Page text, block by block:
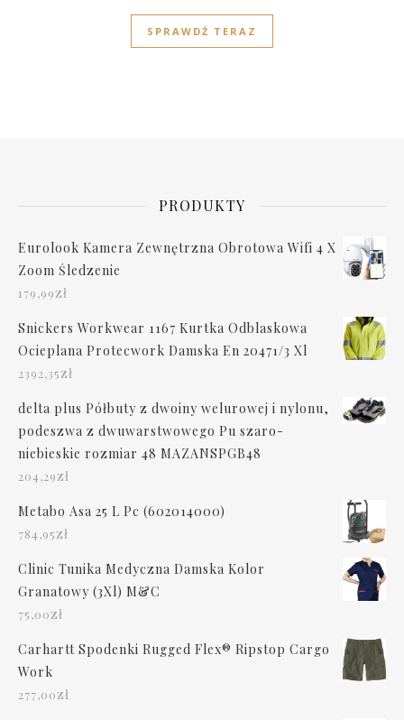
SPRAWDŹ TERAZ
PRODUKTY
Eurolook Kamera Zewnętrzna Obrotowa Wifi 4 X
Zoom Śledzenie
179,99zł
Snickers Workwear 1167 Kurtka Odblaskowa
Ocieplana Protecwork Damska En 20471/3 Xl
2392,35zł
delta plus Półbuty z dwoiny welurowej i nylonu,
podeszwa z dwuwarstwowego Pu szaro-
niebieskie rozmiar 48 MAZANSPGB48
204,29zł
Metabo Asa 25 L Pc (602014000)
784,95zł
Clinic Tunika Medyczna Damska Kolor
Granatowy (3Xl) M&C
75,00zł
Carhartt Spodenki Rugged Flex® Ripstop Cargo
Work
277,00zł